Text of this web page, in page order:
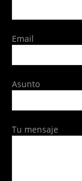
Email
Asunto
Tu mensaje